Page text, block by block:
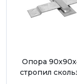
Опора
стропил